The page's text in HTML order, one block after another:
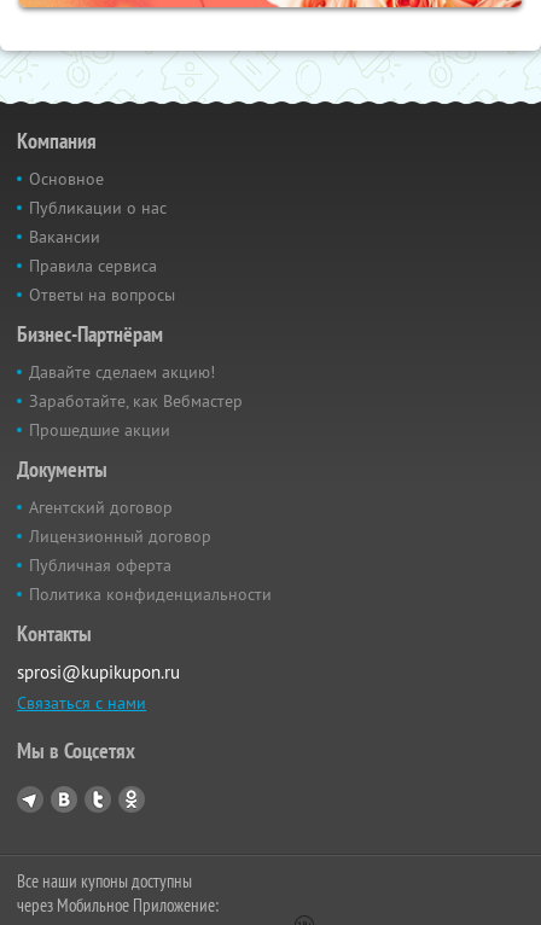
Компания
Основное
Публикации о нас
Вакансии
Правила сервиса
Ответы на вопросы
Бизнес-Партнёрам
Давайте сделаем акцию!
Заработайте, как Вебмастер
Прошедшие акции
Документы
Агентский договор
Лицензионный договор
Публичная оферта
Политика конфиденциальности
Контакты
sprosi@kupikupon.ru
Связаться с нами
Мы в Соцсетях
Все наши купоны доступны
через Мобильное Приложение: